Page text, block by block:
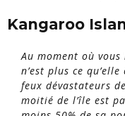
Kangaroo
Au moment où
n’est plus ce
feux dévastateurs
moitié de l’île est